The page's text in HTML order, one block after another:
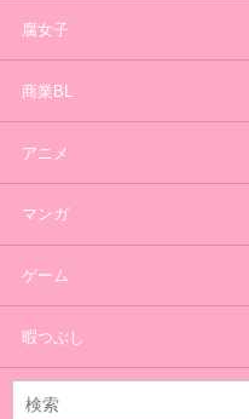
腐女子
商業BL
アニメ
マンガ
ゲーム
暇つぶし